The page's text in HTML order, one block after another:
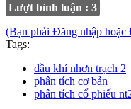
Lượt bình luận : 3
(Bạn phải Đăng nhập
Tags:
dầu khí nhơn trạch 2
phân tích cơ bản
phân tích cổ phiếu